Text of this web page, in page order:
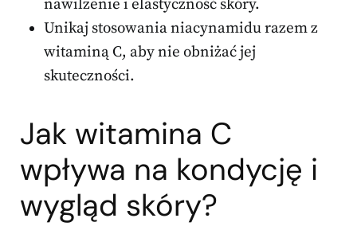
nawilżenie i elastyczność skóry.
Unikaj stosowania niacynamidu razem z
witaminą C, aby nie obniżać jej
skuteczności.
Jak witamina C
wpływa na kondycję i
wygląd skóry?